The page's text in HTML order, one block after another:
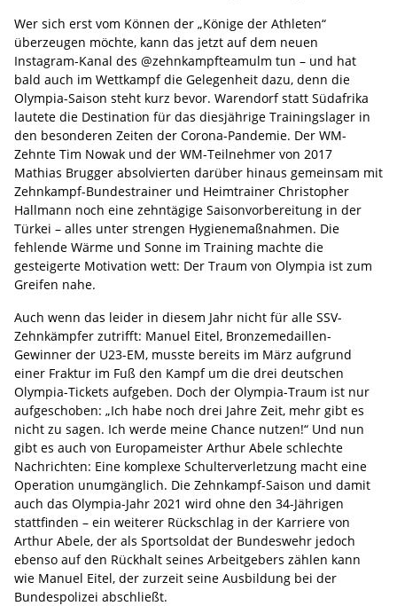
Wer sich erst vom Können der „Könige der Athleten“
überzeugen möchte, kann das jetzt auf dem neuen
Instagram-Kanal des @zehnkampfteamulm tun – und hat
bald auch im Wettkampf die Gelegenheit dazu, denn die
Olympia-Saison steht kurz bevor. Warendorf statt Südafrika
lautete die Destination für das diesjährige Trainingslager in
den besonderen Zeiten der Corona-Pandemie. Der WM-
Zehnte Tim Nowak und der WM-Teilnehmer von 2017
Mathias Brugger absolvierten darüber hinaus gemeinsam mit
Zehnkampf-Bundestrainer und Heimtrainer Christopher
Hallmann noch eine zehntägige Saisonvorbereitung in der
Türkei – alles unter strengen Hygienemaßnahmen. Die
fehlende Wärme und Sonne im Training machte die
gesteigerte Motivation wett: Der Traum von Olympia ist zum
Greifen nahe.
Auch wenn das leider in diesem Jahr nicht für alle SSV-
Zehnkämpfer zutrifft: Manuel Eitel, Bronzemedaillen-
Gewinner der U23-EM, musste bereits im März aufgrund
einer Fraktur im Fuß den Kampf um die drei deutschen
Olympia-Tickets aufgeben. Doch der Olympia-Traum ist nur
aufgeschoben: „Ich habe noch drei Jahre Zeit, mehr gibt es
nicht zu sagen. Ich werde meine Chance nutzen!“ Und nun
gibt es auch von Europameister Arthur Abele schlechte
Nachrichten: Eine komplexe Schulterverletzung macht eine
Operation unumgänglich. Die Zehnkampf-Saison und damit
auch das Olympia-Jahr 2021 wird ohne den 34-Jährigen
stattfinden – ein weiterer Rückschlag in der Karriere von
Arthur Abele, der als Sportsoldat der Bundeswehr jedoch
ebenso auf den Rückhalt seines Arbeitgebers zählen kann
wie Manuel Eitel, der zurzeit seine Ausbildung bei der
Bundespolizei abschließt.